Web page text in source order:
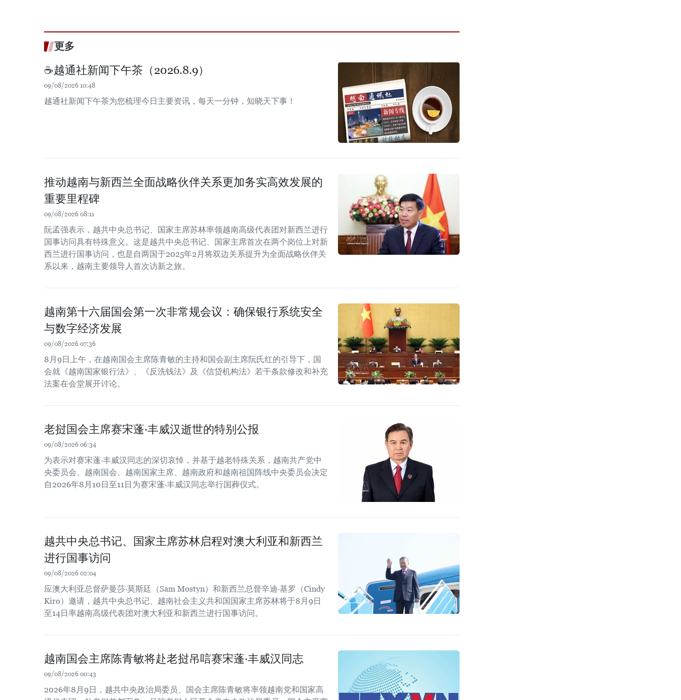
更多
☕️越通社新闻下午茶（2026.8.9）
09/08/2026 10:48
越通社新闻下午茶为您梳理今日主要资讯，每天一分钟，知晓天下事！
推动越南与新西兰全面战略伙伴关系更加务实高效发展的
重要里程碑
09/08/2026 08:11
阮孟强表示，越共中央总书记、国家主席苏林率领越南高级代表团对新西兰进行
国事访问具有特殊意义。这是越共中央总书记、国家主席首次在两个岗位上对新
西兰进行国事访问，也是自两国于2025年2月将双边关系提升为全面战略伙伴关
系以来，越南主要领导人首次访新之旅。
越南第十六届国会第一次非常规会议：确保银行系统安全
与数字经济发展
09/08/2026 07:36
8月9日上午，在越南国会主席陈青敏的主持和国会副主席阮氏红的引导下，国
会就《越南国家银行法》、《反洗钱法》及《信贷机构法》若干条款修改和补充
法案在会堂展开讨论。
老挝国会主席赛宋蓬·丰威汉逝世的特别公报
09/08/2026 06:34
为表示对赛宋蓬·丰威汉同志的深切哀悼，并基于越老特殊关系，越南共产党中
央委员会、越南国会、越南国家主席、越南政府和越南祖国阵线中央委员会决定
自2026年8月10日至11日为赛宋蓬·丰威汉同志举行国葬仪式。
越共中央总书记、国家主席苏林启程对澳大利亚和新西兰
进行国事访问
09/08/2026 02:04
应澳大利亚总督萨曼莎·莫斯廷（Sam Mostyn）和新西兰总督辛迪·基罗（Cindy
Kiro）邀请，越共中央总书记、越南社会主义共和国国家主席苏林将于8月9日
至14日率越南高级代表团对澳大利亚和新西兰进行国事访问。
越南国会主席陈青敏将赴老挝吊唁赛宋蓬·丰威汉同志
09/08/2026 00:43
2026年8月9日，越共中央政治局委员、国会主席陈青敏将率领越南党和国家高